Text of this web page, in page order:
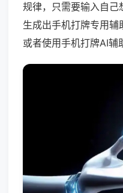
规律，只需要输入自己
生成出手机打牌专用
或者使用手机打牌AI辅